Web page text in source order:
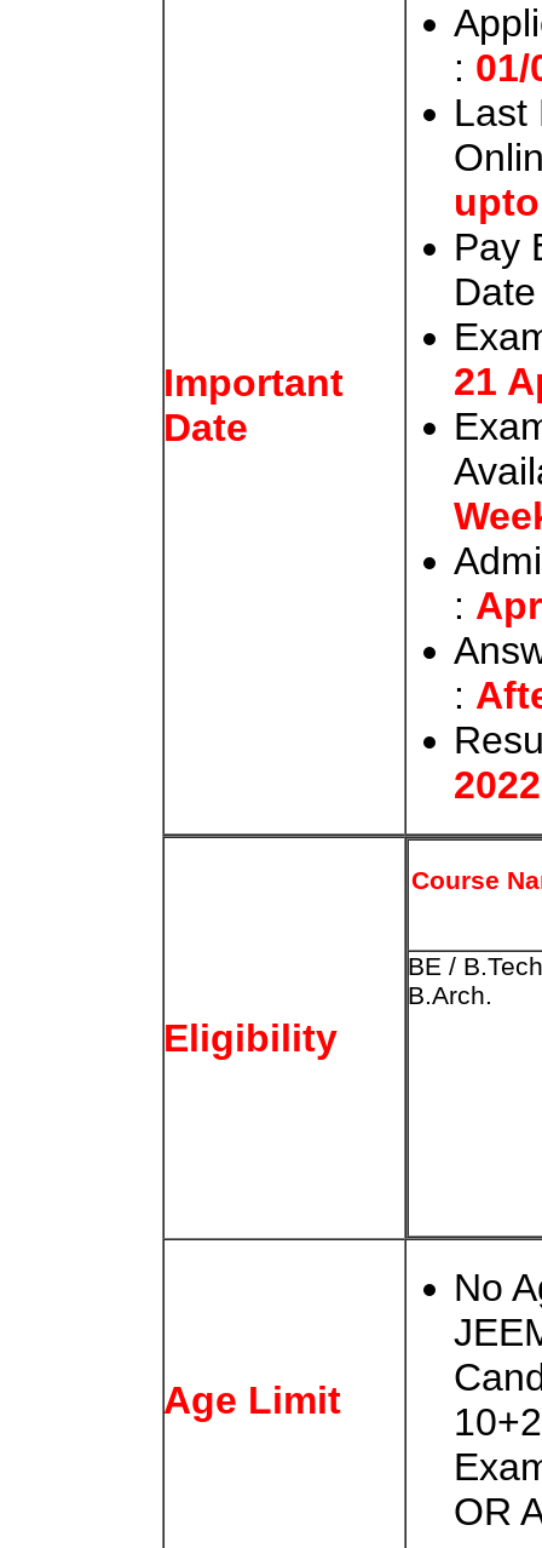
Important
Date
: 01/
Last
Pay
21
:
:
2022
Eligibility
Course
BE /
B.Arch.
Age Limit
No
OR